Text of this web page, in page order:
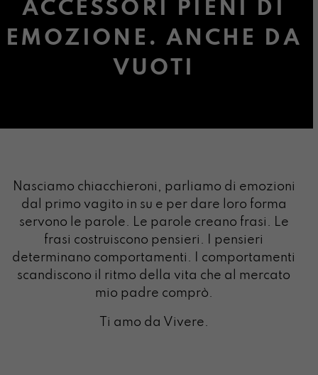
ACCESSORI PIENI DI
EMOZIONE. ANCHE DA
VUOTI
Nasciamo chiacchieroni, parliamo di emozioni
dal primo vagito in su e per dare loro forma
servono le parole. Le parole creano frasi. Le
frasi costruiscono pensieri. I pensieri
determinano comportamenti. I comportamenti
scandiscono il ritmo della vita che al mercato
mio padre comprò.
Ti amo da Vivere.